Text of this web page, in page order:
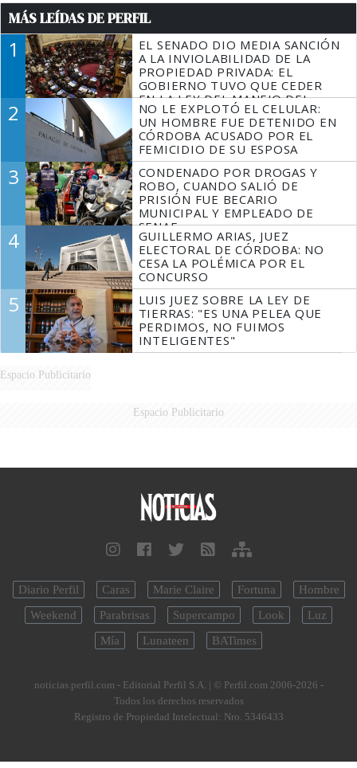
MÁS LEÍDAS DE PERFIL
1
EL SENADO DIO MEDIA SANCIÓN
A LA INVIOLABILIDAD DE LA
PROPIEDAD PRIVADA: EL
GOBIERNO TUVO QUE CEDER
EN LA LEY DEL MANEJO DEL
FUEGO
2
NO LE EXPLOTÓ EL CELULAR:
UN HOMBRE FUE DETENIDO EN
CÓRDOBA ACUSADO POR EL
FEMICIDIO DE SU ESPOSA
3
CONDENADO POR DROGAS Y
ROBO, CUANDO SALIÓ DE
PRISIÓN FUE BECARIO
MUNICIPAL Y EMPLEADO DE
SENAF
4
GUILLERMO ARIAS, JUEZ
ELECTORAL DE CÓRDOBA: NO
CESA LA POLÉMICA POR EL
CONCURSO
5
LUIS JUEZ SOBRE LA LEY DE
TIERRAS: "ES UNA PELEA QUE
PERDIMOS, NO FUIMOS
INTELIGENTES"
Espacio Publicitario
Espacio Publicitario
Diario Perfil Caras Marie Claire Fortuna
Hombre
Weekend
Parabrisas Supercampo Look
Luz
Mía
Lunateen BATimes
noticias.perfil.com - Editorial Perfil S.A. | © Perfil.com 2006-2026 -
Todos los derechos reservados
Registro de Propiedad Intelectual: Nro. 5346433